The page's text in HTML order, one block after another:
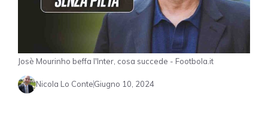
Josè Mourinho beffa l'Inter, cosa succede - Footbola.it
Nicola Lo ConteGiugno 10, 2024